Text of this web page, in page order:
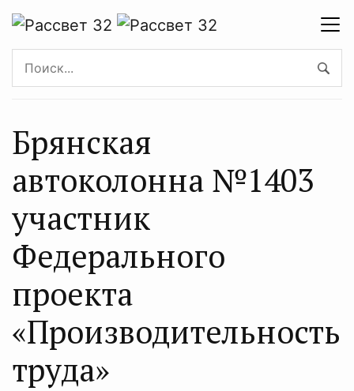
Брянская
автоколонна №1403
участник
Федерального
проекта
«Производительность
труда»